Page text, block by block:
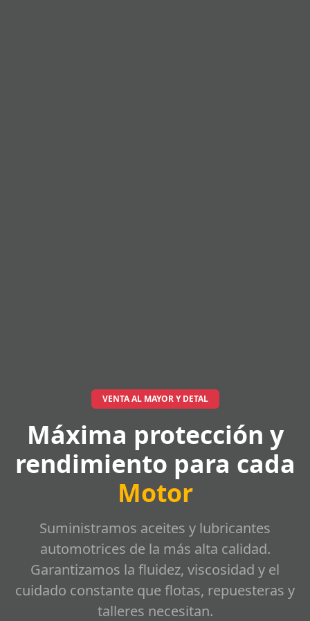
VENTA AL MAYOR Y DETAL
Máxima protección y
rendimiento para cada
Motor
Suministramos aceites y lubricantes
automotrices de la más alta calidad.
Garantizamos la fluidez, viscosidad y el
cuidado constante que flotas, repuesteras y
talleres necesitan.